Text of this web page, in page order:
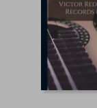
40%
dcto.